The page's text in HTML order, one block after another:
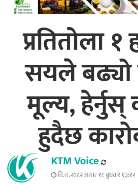
प्रतितोला
सयले
मूल्य, हेर्नुस्
हुदैछ
KTM Voice
वि.सं.२०८२ असार १८ बुधवार १३:१२